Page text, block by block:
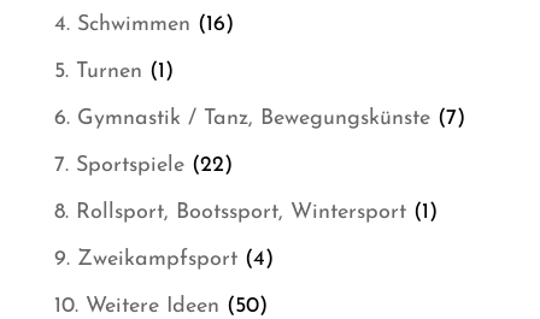
4. Schwimmen 1616
5. Turnen 11
Produkt
6. Gymnastik / Tanz, Bewegungskünste 77
7. Sportspiele 2222
Produkte
8. Rollsport, Bootssport, Wintersport 11
9. Zweikampfsport 44
Produkte
10. Weitere Ideen 5050